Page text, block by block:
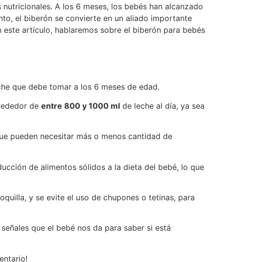
A los 6 meses, los bebés han alcanzado
el biberón se convierte en un aliado importante
artículo, hablaremos sobre el biberón para bebés
que debe tomar a los 6 meses de edad.
de entre 800 y 1000 ml de leche al día, ya sea
pueden necesitar más o menos cantidad de
de alimentos sólidos a la dieta del bebé, lo que
y se evite el uso de chupones o tetinas, para
que el bebé nos da para saber si está